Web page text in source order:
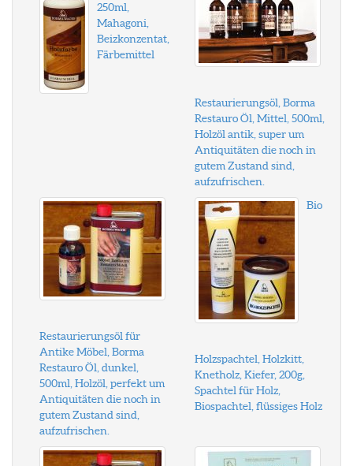
250ml,
Mahagoni,
Beizkonzentat,
Färbemittel
Restaurierungsöl, Borma
Restauro Öl, Mittel, 500ml,
Holzöl antik, super um
Antiquitäten die noch in
gutem Zustand sind,
aufzufrischen.
Restaurierungsöl für
Antike Möbel, Borma
Restauro Öl, dunkel,
500ml, Holzöl, perfekt um
Antiquitäten die noch in
gutem Zustand sind,
aufzufrischen.
Bio
Holzspachtel, Holzkitt,
Knetholz, Kiefer, 200g,
Spachtel für Holz,
Biospachtel, flüssiges Holz